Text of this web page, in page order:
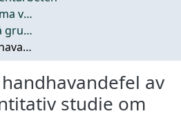
Mekanik och maritima vetenskaper (M2)
Examensarbeten på grundnivå
De vanligaste handhavandefel av ECDIS: En kvantitativ studie om handhavandefel av ECDIS vid grundstötningar
av
studie om